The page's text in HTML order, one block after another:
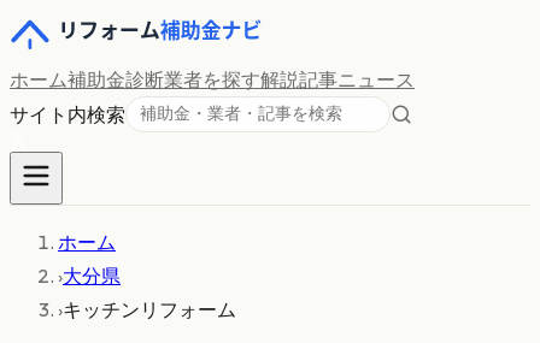
ホーム補助金診断業者を探す解説記事ニュース
サイト内検索
ホーム
›大分県
›キッチンリフォーム